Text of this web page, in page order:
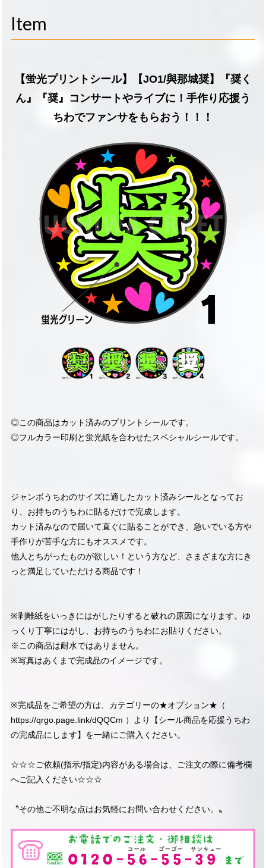
Item
【蛍光プリントシール】【JO1/與那城奨】『奨く
ん』『奨』コンサートやライブに！手作り応援う
ちわでファンサをもらおう！！！
◎この商品はカット済みのプリントシールです。
◎フルカラー印刷と蛍光紙を合わせたスペシャルシールです。
ジャンボうちわのサイズに適したカット済みシールとなってお
り、お持ちのうちわに貼るだけで完成します。
カット済みなので届いて直ぐに貼ることができ、急いでいる方や
手作りが苦手な方にもオススメです。
他人とちがったものが欲しい！という方など、さまざまな方にき
っと満足していただける商品です！
※剥離紙をいっきにはがしたりすると破れの原因になります。ゆ
っくり丁寧にはがし、お持ちのうちわにお貼りください。
※この商品は耐水ではありません。
※写真はあくまで完成品のイメージです。
※完成品をご希望の方は、カテゴリーの★オプション★（
https://qrgo.page.link/dQQCm ）より【シール商品を応援うちわ
の完成品にします】を一緒にご購入ください。
☆☆☆ご依頼(指示/指定)内容がある場合は、ご注文の際に備考欄
へご記入ください☆☆☆
〝その他ご不明な点はお気軽にお問い合わせください。〟